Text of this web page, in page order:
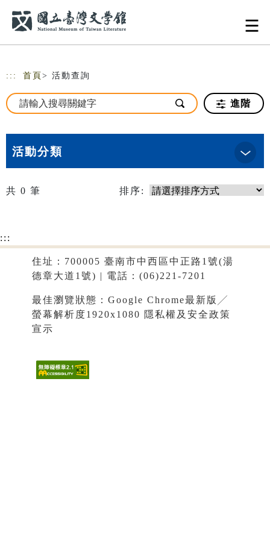
::: 首頁 > 活動查詢
進階
活動分類
共 0 筆 排序:
:::
住址：700005 臺南市中西區中正路1號(湯
德章大道1號) | 電話：(06)221-7201
最佳瀏覽狀態：Google Chrome最新版╱
螢幕解析度1920x1080 隱私權及安全政策
宣示